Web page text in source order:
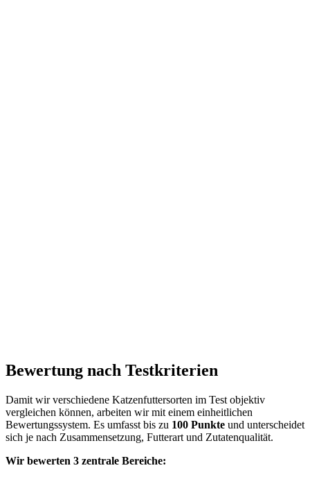
Bewertung nach Testkriterien
Damit wir verschiedene Katzenfuttersorten im Test objektiv
vergleichen können, arbeiten wir mit einem einheitlichen
Bewertungssystem. Es umfasst bis zu 100 Punkte und unterscheidet
sich je nach Zusammensetzung, Futterart und Zutatenqualität.
Wir bewerten 3 zentrale Bereiche: